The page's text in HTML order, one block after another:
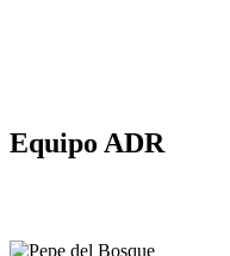
Equipo ADR